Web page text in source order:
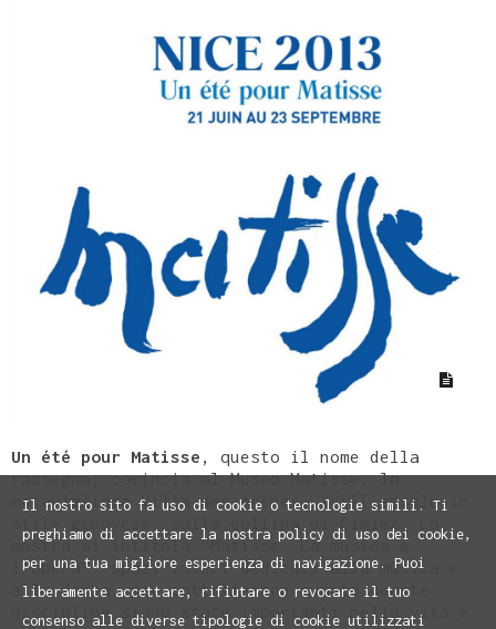
Un été pour Matisse , questo il nome della
rassegna, comincia al Museo Matisse, la
meravigliosa Villa des Arènes, XVIII secolo in
mostra si intitola “Matisse. La musica e
l'opera”: spazi interi dedicati alla musica e
alla danza, per sottolineare quanto queste
discipline siano state importanti nella vita e
Il nostro sito fa uso di cookie o tecnologie simili. Ti
preghiamo di accettare la nostra policy di uso dei cookie,
per una tua migliore esperienza di navigazione. Puoi
liberamente accettare, rifiutare o revocare il tuo
consenso alle diverse tipologie di cookie utilizzati